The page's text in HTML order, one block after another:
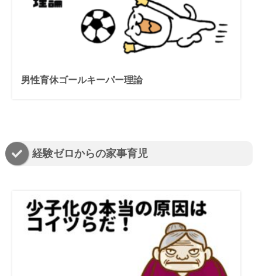
男性育休ゴールキーパー理論
経験ゼロからの家事育児